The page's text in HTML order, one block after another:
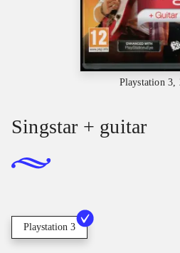
Playstation 3,
Singstar + guitar
Playstation 3